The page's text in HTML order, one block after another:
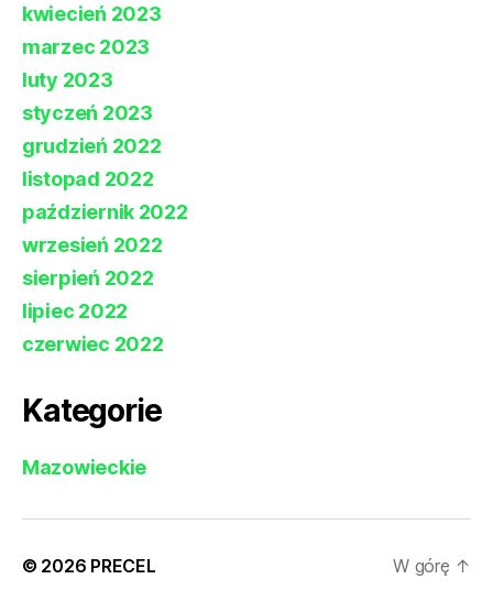
kwiecień 2023
marzec 2023
luty 2023
styczeń 2023
grudzień 2022
listopad 2022
październik 2022
wrzesień 2022
sierpień 2022
lipiec 2022
czerwiec 2022
Kategorie
Mazowieckie
© 2026 PRECEL W górę ↑